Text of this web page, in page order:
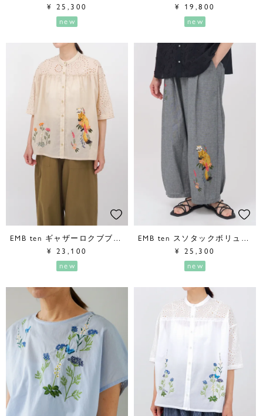
¥ 25,300
new
¥ 19,800
new
EMB ten ギャザーロクブブラウス
¥ 23,100
new
EMB ten スソタックボリュームパンツ
¥ 25,300
new